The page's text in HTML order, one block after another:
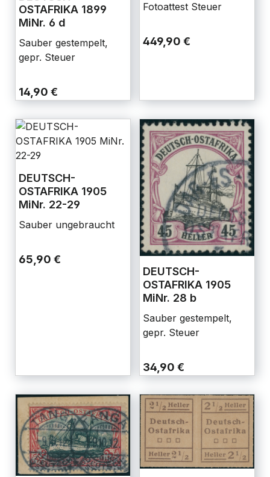
OSTAFRIKA 1899
MiNr. 6 d
Sauber gestempelt,
gepr. Steuer
14,90 €
Fotoattest Steuer
449,90 €
DEUTSCH-
OSTAFRIKA 1905
MiNr. 22-29
Sauber ungebraucht
65,90 €
DEUTSCH-
OSTAFRIKA 1905
MiNr. 28 b
Sauber gestempelt,
gepr. Steuer
34,90 €